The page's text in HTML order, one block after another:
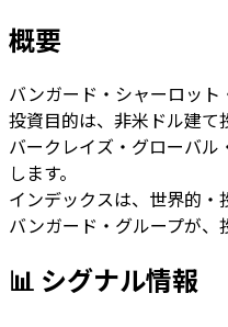
概要
バンガード・シャーロッ
投資目的は、非米ドル建て
バークレイズ・グローバ
します。
インデックスは、世界的・
バンガード・グループが、
📊 シグナル情報